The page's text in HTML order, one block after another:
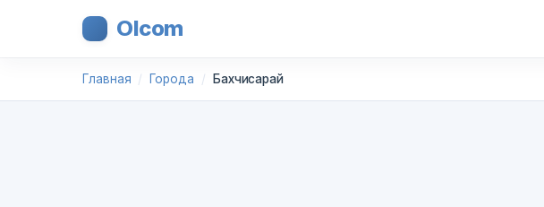
Olcom
Главная Города Бахчисарай